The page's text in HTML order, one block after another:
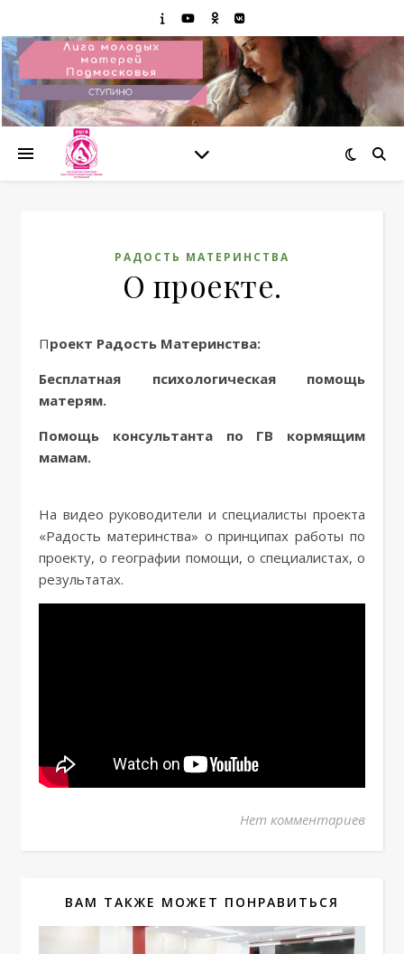
РАДОСТЬ МАТЕРИНСТВА
О проекте.
Проект Радость Материнства:
Бесплатная психологическая помощь
матерям.
Помощь консультанта по ГВ кормящим
мамам.
На видео руководители и специалисты проекта
«Радость материнства» о принципах работы по
проекту, о географии помощи, о специалистах, о
результатах.
Нет комментариев
ВАМ ТАКЖЕ МОЖЕТ ПОНРАВИТЬСЯ